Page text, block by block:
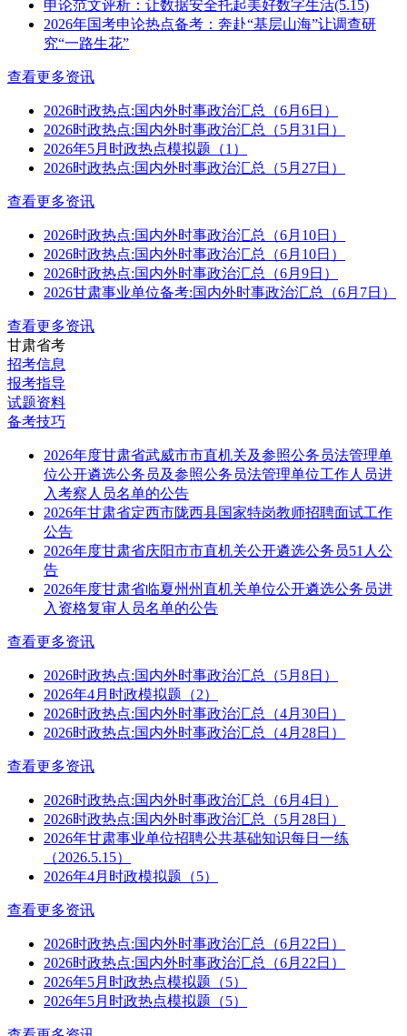
申论范文评析：让数据安全托起美好数字生活(5.15)
2026年国考申论热点备考：奔赴“基层山海”让调查研
究“一路生花”
查看更多资讯
2026时政热点:国内外时事政治汇总（6月6日）
2026时政热点:国内外时事政治汇总（5月31日）
2026年5月时政热点模拟题（1）
2026时政热点:国内外时事政治汇总（5月27日）
查看更多资讯
2026时政热点:国内外时事政治汇总（6月10日）
2026时政热点:国内外时事政治汇总（6月10日）
2026时政热点:国内外时事政治汇总（6月9日）
2026甘肃事业单位备考:国内外时事政治汇总（6月7日）
查看更多资讯
甘肃省考
招考信息
报考指导
试题资料
备考技巧
2026年度甘肃省武威市市直机关及参照公务员法管理单
位公开遴选公务员及参照公务员法管理单位工作人员进
入考察人员名单的公告
2026年甘肃省定西市陇西县国家特岗教师招聘面试工作
公告
2026年度甘肃省庆阳市市直机关公开遴选公务员51人公
告
2026年度甘肃省临夏州州直机关单位公开遴选公务员进
入资格复审人员名单的公告
查看更多资讯
2026时政热点:国内外时事政治汇总（5月8日）
2026年4月时政模拟题（2）
2026时政热点:国内外时事政治汇总（4月30日）
2026时政热点:国内外时事政治汇总（4月28日）
查看更多资讯
2026时政热点:国内外时事政治汇总（6月4日）
2026时政热点:国内外时事政治汇总（5月28日）
2026年甘肃事业单位招聘公共基础知识每日一练
（2026.5.15）
2026年4月时政模拟题（5）
查看更多资讯
2026时政热点:国内外时事政治汇总（6月22日）
2026时政热点:国内外时事政治汇总（6月22日）
2026年5月时政热点模拟题（5）
2026年5月时政热点模拟题（5）